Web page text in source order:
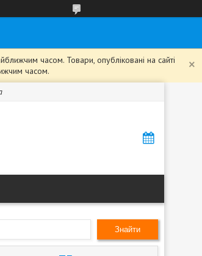
часом. Товари, опубліковані на сайті
часом.
Знайти